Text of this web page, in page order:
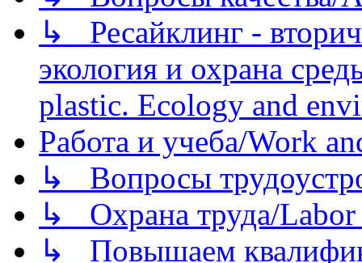
↳ Ресайклинг -
экология и охрана
plastic. Ecology and
Работа и учеба/Work
↳ Вопросы
↳ Охрана труда/Labor
↳ Повышаем